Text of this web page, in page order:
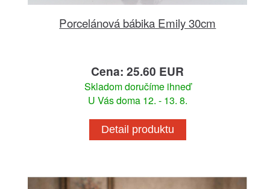
Porcelánová bábika Emily 30cm
Cena: 25.60 EUR
Skladom doručíme ihneď
U Vás doma 12. - 13. 8.
Detail produktu